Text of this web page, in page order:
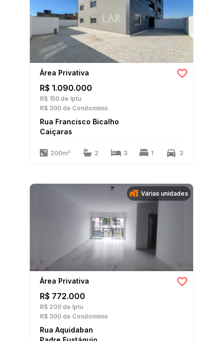
Área Privativa
R$ 1.090.000
R$ 150 de Iptu
R$ 300 de Condomínio
Rua Francisco Bicalho
Caiçaras
200m² 2 3 1 3
Várias unidades
Área Privativa
R$ 772.000
R$ 200 de Iptu
R$ 300 de Condomínio
Rua Aquidaban